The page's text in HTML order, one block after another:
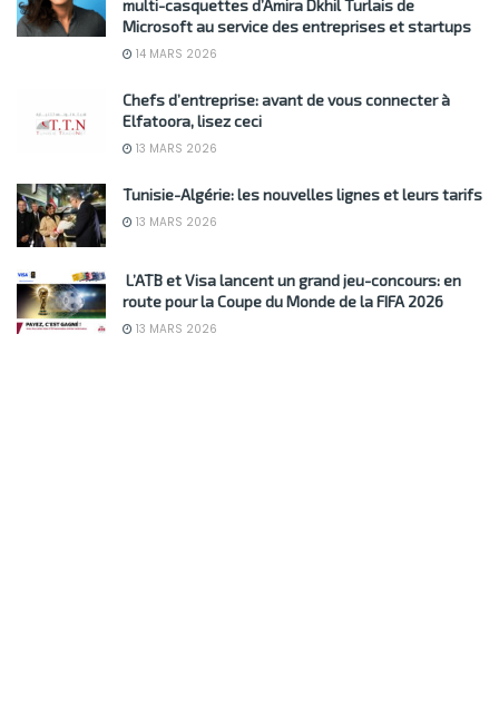
multi-casquettes d’Amira Dkhil Turlais de
Microsoft au service des entreprises et startups
14 MARS 2026
Chefs d’entreprise: avant de vous connecter à
Elfatoora, lisez ceci
13 MARS 2026
Tunisie-Algérie: les nouvelles lignes et leurs tarifs
13 MARS 2026
L’ATB et Visa lancent un grand jeu-concours: en
route pour la Coupe du Monde de la FIFA 2026
13 MARS 2026